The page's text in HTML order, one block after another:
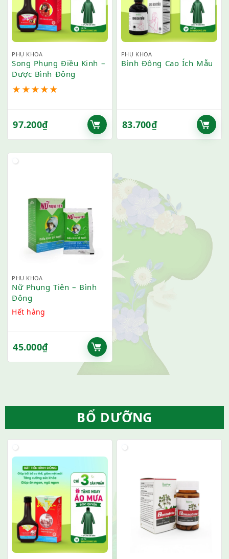
PHỤ KHOA
Song Phụng Điều Kinh –
Dược Bình Đông
★ ★★★★
97.200₫
PHỤ KHOA
Bình Đông Cao Ích Mẫu
83.700₫
PHỤ KHOA
Nữ Phụng Tiên – Bình
Đông
Hết hàng
45.000₫
BỔ DƯỠNG